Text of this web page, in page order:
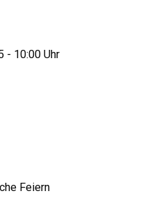
- 10:00 Uhr
Feiern